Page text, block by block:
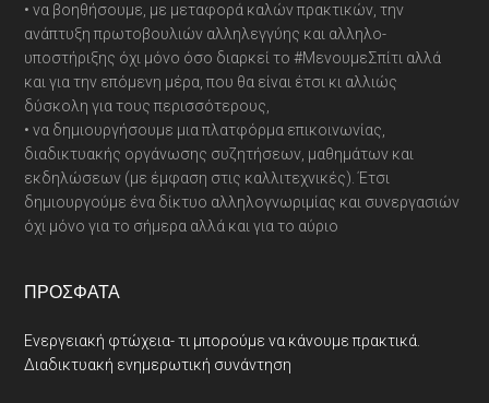
• να βοηθήσουμε, με μεταφορά καλών πρακτικών, την
ανάπτυξη πρωτοβουλιών αλληλεγγύης και αλληλο-
υποστήριξης όχι μόνο όσο διαρκεί το #ΜενουμεΣπίτι αλλά
και για την επόμενη μέρα, που θα είναι έτσι κι αλλιώς
δύσκολη για τους περισσότερους,
• να δημιουργήσουμε μια πλατφόρμα επικοινωνίας,
διαδικτυακής οργάνωσης συζητήσεων, μαθημάτων και
εκδηλώσεων (με έμφαση στις καλλιτεχνικές). Έτσι
δημιουργούμε ένα δίκτυο αλληλογνωριμίας και συνεργασιών
όχι μόνο για το σήμερα αλλά και για το αύριο
ΠΡΌΣΦΑΤΑ
Ενεργειακή φτώχεια- τι μπορούμε να κάνουμε πρακτικά.
Διαδικτυακή ενημερωτική συνάντηση